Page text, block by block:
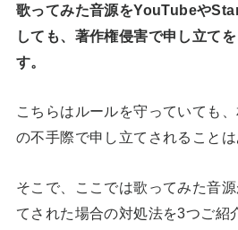
歌ってみた音源をYouTubeや
しても、著作権侵害で申し立て
す。
こちらはルールを守っていても
の不手際で申し立てされることは
そこで、ここでは歌ってみた音
てされた場合の対処法を3つご紹